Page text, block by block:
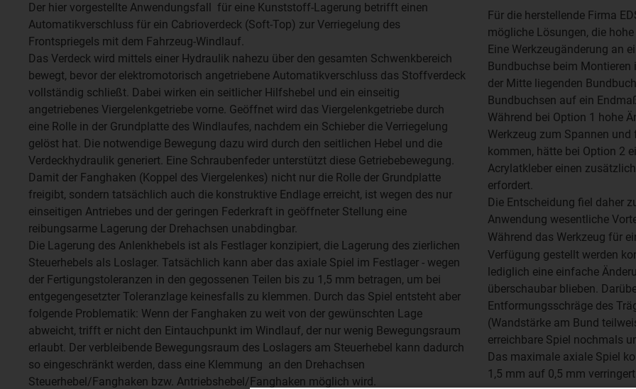
Der hier vorgestellte Anwendungsfall für eine Kunststoff-Lagerung betrifft einen
Automatikverschluss für ein Cabrioverdeck (Soft-Top) zur Verriegelung des
Frontspriegels mit dem Fahrzeug-Windlauf.
Das Verdeck wird mittels einer Hydraulik nahezu über den gesamten Schwenkbereich
bewegt, bevor der elektromotorisch angetriebene Automatikverschluss das Stoffverdeck
vollständig schließt. Dabei wirken ein seitlicher Hilfshebel und ein einseitig
angetriebenes Viergelenkgetriebe vorne. Geöffnet wird das Viergelenkgetriebe durch
eine Rolle in der Grundplatte des Windlaufes, nachdem ein Schieber die Verriegelung
gelöst hat. Die notwendige Bewegung dazu wird durch den seitlichen Hebel und die
Verdeckhydraulik generiert. Eine Schraubenfeder unterstützt diese Getriebebewegung.
Damit der Fanghaken (Koppel des Viergelenkes) nicht nur die Rolle der Grundplatte
freigibt, sondern tatsächlich auch die konstruktive Endlage erreicht, ist wegen des nur
einseitigen Antriebes und der geringen Federkraft in geöffneter Stellung eine
reibungsarme Lagerung der Drehachsen unabdingbar.
Die Lagerung des Anlenkhebels ist als Festlager konzipiert, die Lagerung des zierlichen
Steuerhebels als Loslager. Tatsächlich kann aber das axiale Spiel im Festlager - wegen
der Fertigungstoleranzen in den gegossenen Teilen bis zu 1,5 mm betragen, um bei
entgegengesetzter Toleranzlage keinesfalls zu klemmen. Durch das Spiel entsteht aber
folgende Problematik: Wenn der Fanghaken zu weit von der gewünschten Lage
abweicht, trifft er nicht den Eintauchpunkt im Windlauf, der nur wenig Bewegungsraum
erlaubt. Der verbleibende Bewegungsraum des Loslagers am Steuerhebel kann dadurch
so eingeschränkt werden, dass eine Klemmung an den Drehachsen
Steuerhebel/Fanghaken bzw. Antriebshebel/Fanghaken möglich wird.
Für die herstellende Firma
mögliche Lösungen, die
Eine Werkzeugänderung an
Bundbuchse beim Montieren
der Mitte liegenden
Bundbuchsen auf ein
Während bei Option 1 hohe
Werkzeug zum Spannen
kommen, hätte bei Option 2
Acrylatkleber einen
erfordert.
Die Entscheidung fiel daher
Anwendung wesentliche
Während das Werkzeug für
Verfügung gestellt werden
lediglich eine einfache
überschaubar blieben.
Entformungsschräge des
(Wandstärke am Bund
erreichbare Spiel nochmals
Das maximale axiale Spiel
1,5 mm auf 0,5 mm